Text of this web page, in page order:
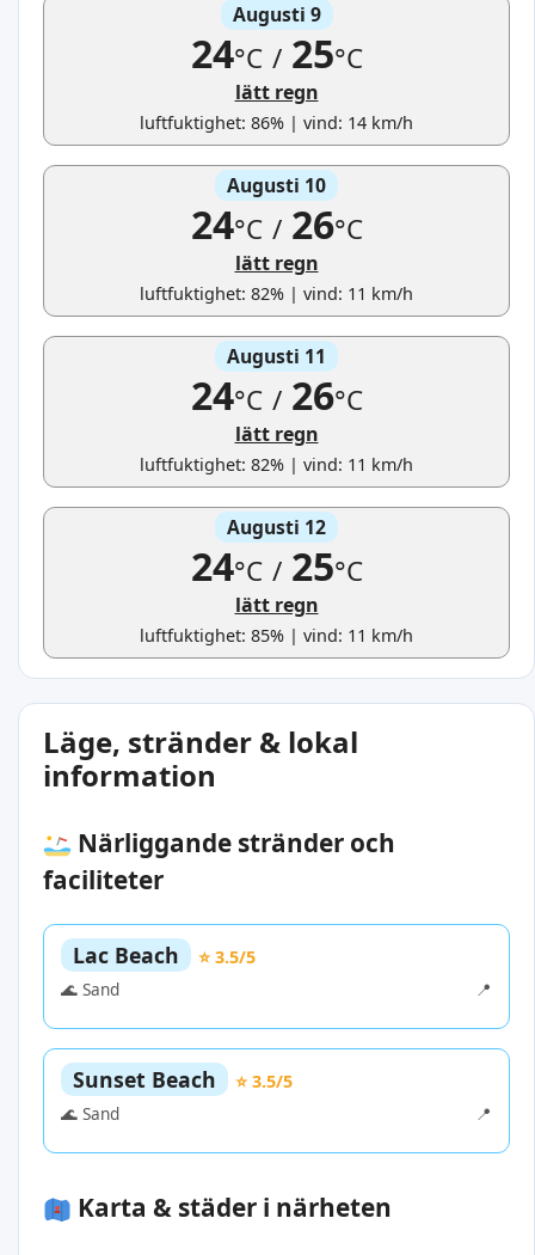
Augusti 9
24°C /25°C
lätt regn
luftfuktighet: 86% | vind: 14 km/h
Augusti 10
24°C /26°C
lätt regn
luftfuktighet: 82% | vind: 11 km/h
Augusti 11
24°C /26°C
lätt regn
luftfuktighet: 82% | vind: 11 km/h
Augusti 12
24°C /25°C
lätt regn
luftfuktighet: 85% | vind: 11 km/h
Läge, stränder & lokal
information
Närliggande stränder och
faciliteter
Lac Beach
⭐ 3.5/5
🌊 Sand
📍
Sunset Beach
⭐ 3.5/5
🌊 Sand
📍
Karta & städer i närheten